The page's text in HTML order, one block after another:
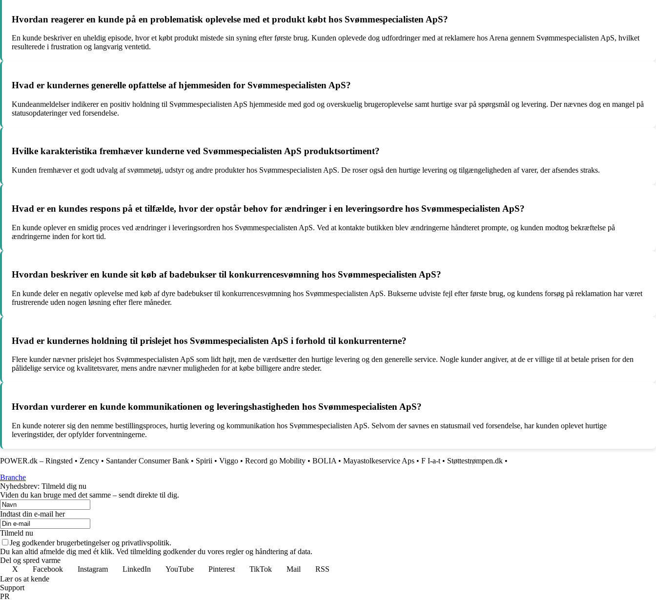
Hvordan reagerer en kunde på en problematisk oplevelse med et produkt købt hos Svømmespecialisten ApS?
En kunde beskriver en uheldig episode, hvor et købt produkt mistede sin syning efter første brug. Kunden oplevede dog udfordringer med at reklamere hos Arena gennem Svømmespecialisten ApS, hvilket
resulterede i frustration og langvarig ventetid.
Hvad er kundernes generelle opfattelse af hjemmesiden for Svømmespecialisten ApS?
Kundeanmeldelser indikerer en positiv holdning til Svømmespecialisten ApS hjemmeside med god og overskuelig brugeroplevelse samt hurtige svar på spørgsmål og levering. Der nævnes dog en mangel på
statusopdateringer ved forsendelse.
Hvilke karakteristika fremhæver kunderne ved Svømmespecialisten ApS produktsortiment?
Kunden fremhæver et godt udvalg af svømmetøj, udstyr og andre produkter hos Svømmespecialisten ApS. De roser også den hurtige levering og tilgængeligheden af varer, der afsendes straks.
Hvad er en kundes respons på et tilfælde, hvor der opstår behov for ændringer i en leveringsordre hos Svømmespecialisten ApS?
En kunde oplever en smidig proces ved ændringer i leveringsordren hos Svømmespecialisten ApS. Ved at kontakte butikken blev ændringerne håndteret prompte, og kunden modtog bekræftelse på
ændringerne inden for kort tid.
Hvordan beskriver en kunde sit køb af badebukser til konkurrencesvømning hos Svømmespecialisten ApS?
En kunde deler en negativ oplevelse med køb af dyre badebukser til konkurrencesvømning hos Svømmespecialisten ApS. Bukserne udviste fejl efter første brug, og kundens forsøg på reklamation har været
frustrerende uden nogen løsning efter flere måneder.
Hvad er kundernes holdning til prislejet hos Svømmespecialisten ApS i forhold til konkurrenterne?
Flere kunder nævner prislejet hos Svømmespecialisten ApS som lidt højt, men de værdsætter den hurtige levering og den generelle service. Nogle kunder angiver, at de er villige til at betale prisen for den
pålidelige service og kvalitetsvarer, mens andre nævner muligheden for at købe billigere andre steder.
Hvordan vurderer en kunde kommunikationen og leveringshastigheden hos Svømmespecialisten ApS?
En kunde noterer sig den nemme bestillingsproces, hurtig levering og kommunikation hos Svømmespecialisten ApS. Selvom der savnes en statusmail ved forsendelse, har kunden oplevet hurtige
leveringstider, der opfylder forventningerne.
POWER.dk – Ringsted • Zency • Santander Consumer Bank • Spirii • Viggo • Record go Mobility • BOLIA • Mayastolkeservice Aps • F I-a-t • Støttestrømpen.dk •
Branche
Nyhedsbrev: Tilmeld dig nu
Viden du kan bruge med det samme – sendt direkte til dig.
Indtast din e-mail her
Tilmeld nu
Jeg godkender brugerbetingelser og privatlivspolitik.
Du kan altid afmelde dig med ét klik. Ved tilmelding godkender du vores regler og håndtering af data.
Del og spred varme
X
Facebook Instagram LinkedIn YouTube Pinterest TikTok Mail
RSS
Lær os at kende
Support
PR